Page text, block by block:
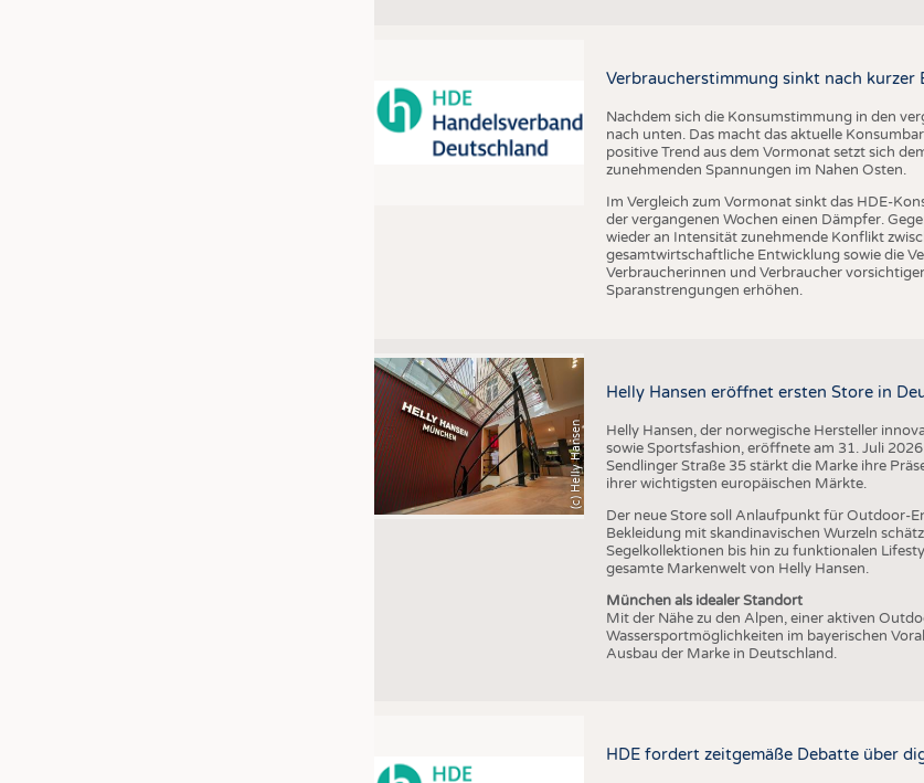
PRAKTIKA & AUSBILDUNGEN
AUSSCHREIBUNGEN
DTV AUSSCHREIBUNGSDIENST
TERMINE
BRANCHENTERMINE
Verbraucherstimmung sinkt nach kurzer
Nachdem sich die Konsumstimmung in den
nach unten. Das macht das aktuelle
positive Trend aus dem Vormonat setzt sich
zunehmenden Spannungen im Nahen Osten.
Im Vergleich zum Vormonat sinkt das HDE-
der vergangenen Wochen einen Dämpfer.
wieder an Intensität zunehmende Konflikt
gesamtwirtschaftliche Entwicklung sowie die
Verbraucherinnen und Verbraucher
Sparanstrengungen erhöhen.
(c) Helly Hansen
Helly Hansen eröffnet ersten Store in
Helly Hansen, der norwegische Hersteller
sowie Sportsfashion, eröffnete am 31. Juli
Sendlinger Straße 35 stärkt die Marke ihre
ihrer wichtigsten europäischen Märkte.
Der neue Store soll Anlaufpunkt für Outdoor-
Bekleidung mit skandinavischen Wurzeln
Segelkollektionen bis hin zu funktionalen
gesamte Markenwelt von Helly Hansen.
München als idealer Standort
Mit der Nähe zu den Alpen, einer aktiven
Wassersportmöglichkeiten im bayerischen
Ausbau der Marke in Deutschland.
HDE fordert zeitgemäße Debatte über